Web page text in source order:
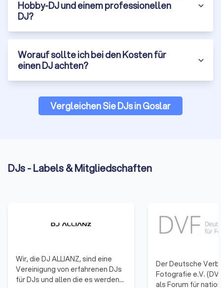
Hobby-DJ und einem professionellen
DJ?
Worauf sollte ich bei den Kosten für
einen DJ achten?
Vergleichen Sie DJs in Goslar
DJs - Labels & Mitgliedschaften
Wir, die DJ ALLIANZ, sind eine
Vereinigung von erfahrenen DJs
für DJs und allen die es werden
Der Deutsche
Fotografie e.V.
als Forum für